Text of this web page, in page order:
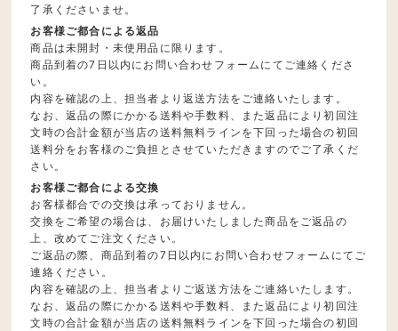
了承くださいませ。
お客様ご都合による返品
商品は未開封・未使用品に限ります。
商品到着の7日以内にお問い合わせフォームにてご連絡くださ
い。
内容を確認の上、担当者より返送方法をご連絡いたします。
なお、返品の際にかかる送料や手数料、また返品により初回注
文時の合計金額が当店の送料無料ラインを下回った場合の初回
送料分をお客様のご負担とさせていただきますのでご了承くだ
さい。
お客様ご都合による交換
お客様都合での交換は承っておりません。
交換をご希望の場合は、お届けいたしました商品をご返品の
上、改めてご注文ください。
ご返品の際、商品到着の7日以内にお問い合わせフォームにてご
連絡ください。
内容を確認の上、担当者よりご返送方法をご連絡いたします。
なお、返品の際にかかる送料や手数料、また返品により初回注
文時の合計金額が当店の送料無料ラインを下回った場合の初回